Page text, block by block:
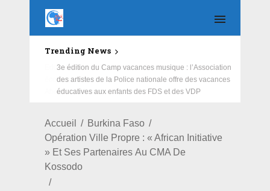
Trending News
Education : la fédération de la Russie rénove les
écoles primaire et collège du Camp Général
Aboubacar Sangoulé Lamizana
Accueil
Burkina Faso
Opération Ville Propre : « African Initiative
» Et Ses Partenaires Au CMA De
Kossodo